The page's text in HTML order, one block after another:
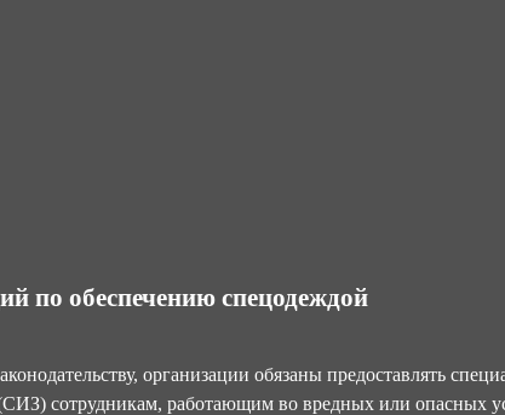
по обеспечению спецодеждой
организации обязаны предоставлять
сотрудникам, работающим во вредных или опасных